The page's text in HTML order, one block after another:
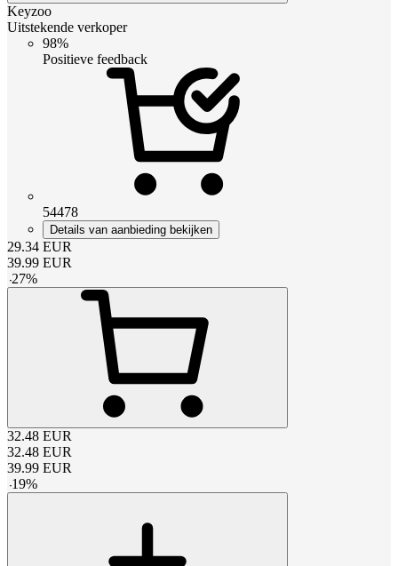
Keyzoo
Uitstekende verkoper
98%
Positieve feedback
54478
Details van aanbieding bekijken
29.34 EUR
39.99 EUR
-27%
32.48 EUR
32.48 EUR
39.99 EUR
-19%